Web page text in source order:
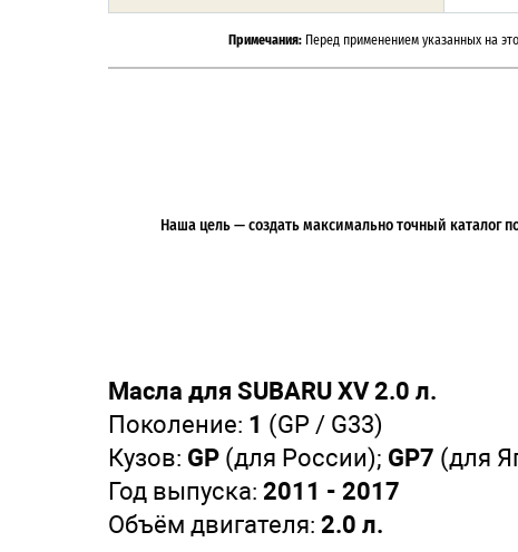
Примечания: Перед применением указанных на
Наша цель — создать максимально точный каталог
Масла для SUBARU XV 2.0 л.
Поколение: 1 (GP / G33)
Кузов: GP (для России); GP7 (для
Год выпуска: 2011 - 2017
Объём двигателя: 2.0 л.